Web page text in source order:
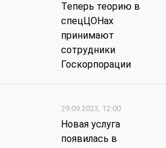
Теперь теорию в
спецЦОНах
принимают
сотрудники
Госкорпорации
29.09.2023, 12:00
Новая услуга
появилась в